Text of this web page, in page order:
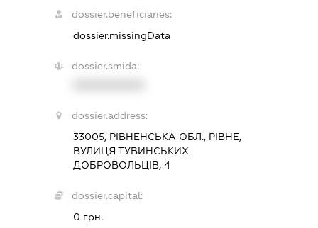
dossier.beneficiaries:
dossier.missingData
dossier.smida:
dossier.address:
33005, РІВНЕНСЬКА ОБЛ., РІВНЕ,
ВУЛИЦЯ ТУВИНСЬКИХ
ДОБРОВОЛЬЦІВ, 4
dossier.capital:
0 грн.